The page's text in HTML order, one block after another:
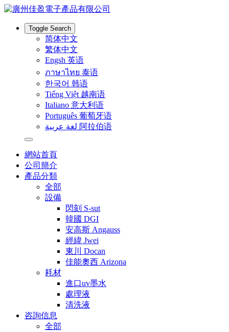
Toggle Search
简体中文
繁体中文
Engsh 英语
ภาษาไทย 泰语
한국어 韩语
Tiếng Việt 越南语
Italiano 意大利语
Português 葡萄牙语
لغة عربية 阿拉伯语
網站首頁
公司簡介
產品分類
全部
設備
閃刻 S-sut
韓國 DGI
安高斯 Angauss
經緯 Jwei
東川 Docan
佳能奧西 Arizona
耗材
進口uv墨水
處理液
清洗液
咨詢信息
全部